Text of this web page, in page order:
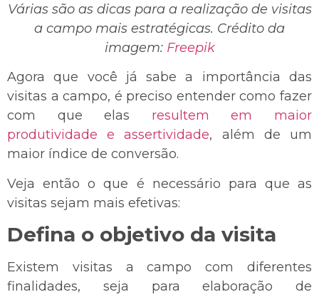
Várias são as dicas para a realização de visitas
a campo mais estratégicas. Crédito da
imagem: Freepik
Agora que você já sabe a importância das
visitas a campo, é preciso entender como fazer
com que elas resultem em maior
produtividade e assertividade, além de um
maior índice de conversão.
Veja então o que é necessário para que as
visitas sejam mais efetivas:
Defina o objetivo da visita
Existem visitas a campo com diferentes
finalidades, seja para elaboração de